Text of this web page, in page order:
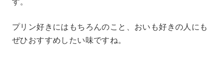
プリン好きにはもちろんのこと、おいも好きの人にも
ぜひおすすめしたい味ですね。